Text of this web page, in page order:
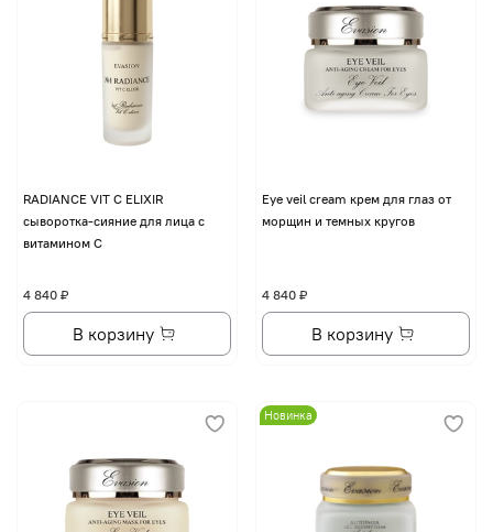
RADIANCE VIT C ELIXIR
сыворотка-сияние для лица с
витамином С
4 840 ₽
В корзину
Eye veil cream крем для глаз от
морщин и темных кругов
4 840 ₽
В корзину
Новинка